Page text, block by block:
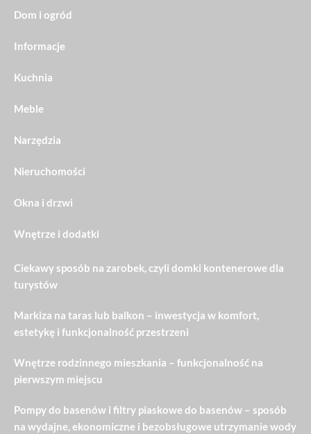
Dom i ogród
Informacje
Kuchnia
Meble
Narzędzia
Nieruchomości
Okna i drzwi
Wnętrze i dodatki
Ciekawy sposób na zarobek, czyli domki kontenerowe dla
turystów
Markiza na taras lub balkon – inwestycja w komfort,
estetykę i funkcjonalność przestrzeni
Wnętrze rodzinnego mieszkania – funkcjonalność na
pierwszym miejscu
Pompy do basenów i filtry piaskowe do basenów – sposób
na wydajne, ekonomiczne i bezobsługowe utrzymanie wody